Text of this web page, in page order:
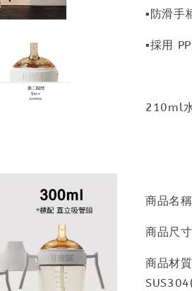
▪防滑手
▪採用
210ml
商品名
商品尺
商品材